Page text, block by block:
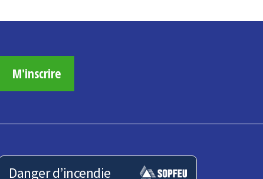
Danger d’incendie
M'inscrire